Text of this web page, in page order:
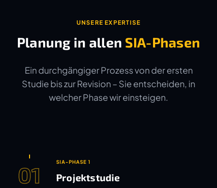
UNSERE EXPERTISE
Planung in allen SIA-Phasen
Ein durchgängiger Prozess von der ersten
Studie bis zur Revision – Sie entscheiden, in
welcher Phase wir einsteigen.
01 SIA-PHASE 1
Projektstudie